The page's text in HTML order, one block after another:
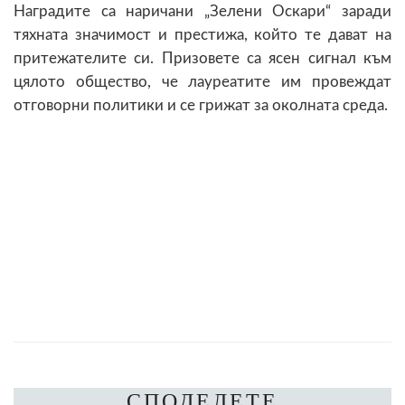
Наградите са наричани „Зелени Оскари“ заради
тяхната значимост и престижа, който те дават на
притежателите си. Призовете са ясен сигнал към
цялото общество, че лауреатите им провеждат
отговорни политики и се грижат за околната среда.